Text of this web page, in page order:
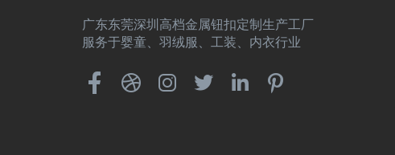
广东东莞深圳高档金属钮扣定制生产工厂
服务于婴童、羽绒服、工装、内衣行业